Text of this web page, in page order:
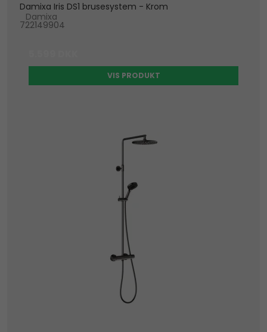
Damixa Iris DS1 brusesystem - Krom
Damixa
722149904
VIS PRODUKT